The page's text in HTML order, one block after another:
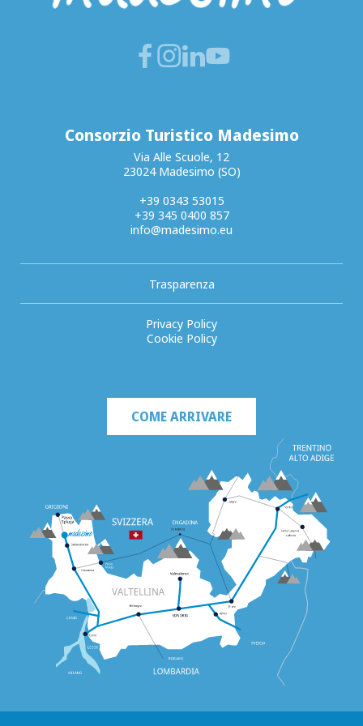
Consorzio Turistico Madesimo
Via Alle Scuole, 12
23024 Madesimo (SO)
+39 0343 53015
+39 345 0400 857
info@madesimo.eu
Trasparenza
Privacy Policy
Cookie Policy
COME ARRIVARE